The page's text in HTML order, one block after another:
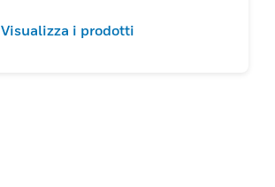
Visualizza i prodotti